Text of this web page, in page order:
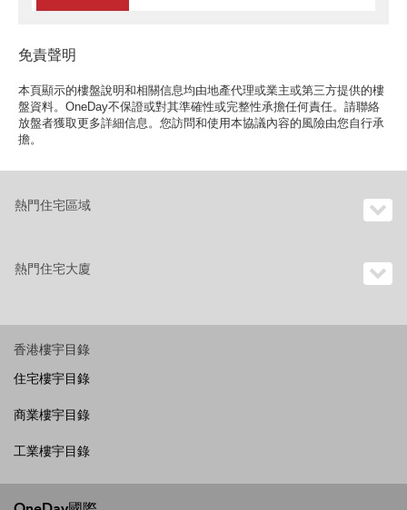
免責聲明
本頁顯示的樓盤說明和相關信息均由地產代理或業主或第三方提供的樓
盤資料。OneDay不保證或對其準確性或完整性承擔任何責任。請聯絡
放盤者獲取更多詳細信息。您訪問和使用本協議內容的風險由您自行承
擔。
熱門住宅區域
熱門住宅大廈
香港樓宇目錄
住宅樓宇目錄
商業樓宇目錄
工業樓宇目錄